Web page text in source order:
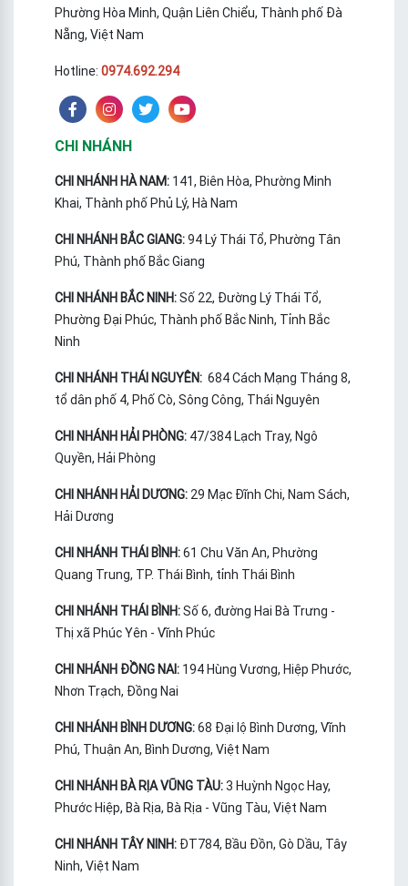
Phường Hòa Minh, Quận Liên Chiểu, Thành phố Đà
Nẵng, Việt Nam
Hotline: 0974.692.294
CHI NHÁNH
CHI NHÁNH HÀ NAM: 141, Biên Hòa, Phường Minh
Khai, Thành phố Phủ Lý, Hà Nam
CHI NHÁNH BẮC GIANG:94 Lý Thái Tổ, Phường Tân
Phú, Thành phố Bắc Giang
CHI NHÁNH BẮC NINH:Số 22, Đường Lý Thái Tổ,
Phường Đại Phúc, Thành phố Bắc Ninh, Tỉnh Bắc
Ninh
CHI NHÁNH THÁI NGUYÊN: 684 Cách Mạng Tháng 8,
tổ dân phố 4, Phố Cò, Sông Công, Thái Nguyên
CHI NHÁNH HẢI PHÒNG: 47/384 Lạch Tray, Ngô
Quyền, Hải Phòng
CHI NHÁNH HẢI DƯƠNG: 29 Mạc Đĩnh Chi, Nam Sách,
Hải Dương
CHI NHÁNH THÁI BÌNH:61 Chu Văn An, Phường
Quang Trung, TP. Thái Bình, tỉnh Thái Bình
CHI NHÁNH THÁI BÌNH:Số 6, đường Hai Bà Trưng -
Thị xã Phúc Yên - Vĩnh Phúc
CHI NHÁNH ĐỒNG NAI: 194 Hùng Vương, Hiệp Phước,
Nhơn Trạch, Đồng Nai
CHI NHÁNH BÌNH DƯƠNG:68 Đại lộ Bình Dương, Vĩnh
Phú, Thuận An, Bình Dương, Việt Nam
CHI NHÁNH BÀ RỊA VŨNG TÀU:3 Huỳnh Ngọc Hay,
Phước Hiệp, Bà Rịa, Bà Rịa - Vũng Tàu, Việt Nam
CHI NHÁNH TÂY NINH: ĐT784, Bầu Đồn, Gò Dầu, Tây
Ninh, Việt Nam